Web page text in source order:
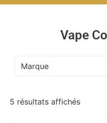
Vape
Marque
5 résultats affichés